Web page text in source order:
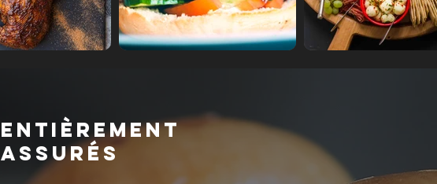
ENTIÈREMENT
ASSURÉS